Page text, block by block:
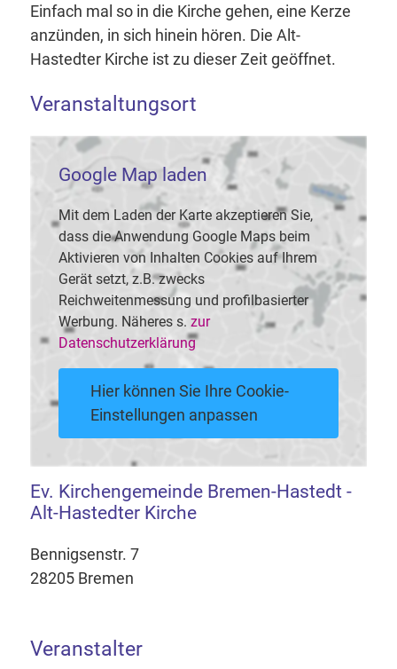
Einfach mal so in die Kirche gehen, eine Kerze
anzünden, in sich hinein hören. Die Alt-
Hastedter Kirche ist zu dieser Zeit geöffnet.
Veranstaltungsort
Google Map laden
Mit dem Laden der Karte akzeptieren Sie,
dass die Anwendung Google Maps beim
Aktivieren von Inhalten Cookies auf Ihrem
Gerät setzt, z.B. zwecks
Reichweitenmessung und profilbasierter
Werbung. Näheres s. zur
Datenschutzerklärung
Hier können Sie Ihre Cookie-
Einstellungen anpassen
Ev. Kirchengemeinde Bremen-Hastedt -
Alt-Hastedter Kirche
Bennigsenstr. 7
28205 Bremen
Veranstalter